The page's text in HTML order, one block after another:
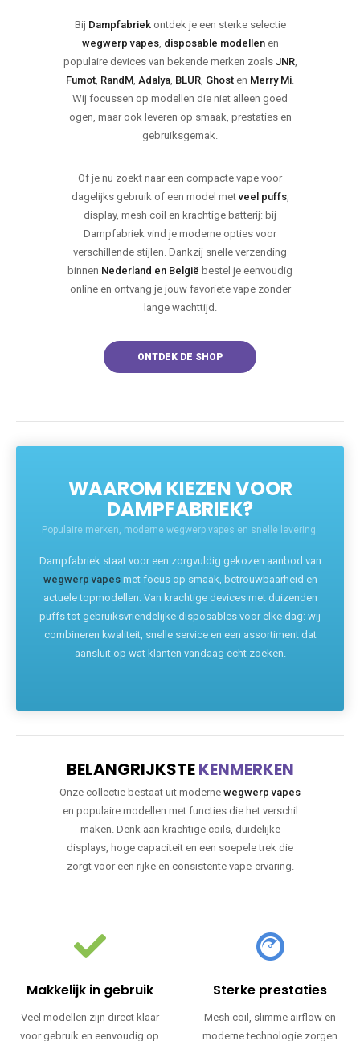
Bij Dampfabriekontdek je een sterke selectie
wegwerp vapes, disposable modellenen
populaire devices van bekende merken zoals JNR,
Fumot RandM Adalya BLUR Ghost en Merry Mi
Wij focussen op modellen die niet alleen goed
ogen, maar ook leveren op smaak, prestaties en
gebruiksgemak.
Of je nu zoekt naar een compacte vape voor
dagelijks gebruik of een model metveel puffs,
display, mesh coil en krachtige batterij: bij
Dampfabriek vind je moderne opties voor
verschillende stijlen. Dankzij snelle verzending
binnen Nederland en België bestel je eenvoudig
online en ontvang je jouw favoriete vape zonder
lange wachttijd.
ONTDEK DE SHOP
WAAROM KIEZEN VOOR
DAMPFABRIEK?
Populaire merken, moderne wegwerp vapes en snelle levering.
Dampfabriek staat voor een zorgvuldig gekozen aanbod van
wegwerp vapesmet focus op smaak, betrouwbaarheid en
actuele topmodellen. Van krachtige devices met duizenden
puffs tot gebruiksvriendelijke disposables voor elke dag: wij
combineren kwaliteit, snelle service en een assortiment dat
aansluit op wat klanten vandaag echt zoeken.
BELANGRIJKSTEKENMERKEN
Onze collectie bestaat uit moderne wegwerp vapes
en populaire modellen met functies die het verschil
maken. Denk aan krachtige coils, duidelijke
displays, hoge capaciteit en een soepele trek die
zorgt voor een rijke en consistente vape-ervaring.
Makkelijk in gebruik
Veel modellen zijn direct klaar
voor gebruik en eenvoudig op
Sterke prestaties
Mesh coil, slimme airflow en
moderne technologie zorgen